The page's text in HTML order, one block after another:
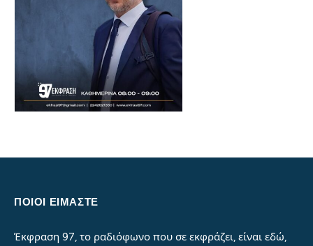
ΠΟΙΟΙ ΕΙΜΑΣΤΕ
Έκφραση 97, το ραδιόφωνο που σε εκφράζει, είναι εδώ,